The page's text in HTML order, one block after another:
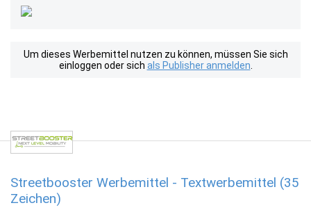
Um dieses Werbemittel nutzen zu können, müssen Sie sich
einloggen oder sich als Publisher anmelden
Streetbooster Werbemittel - Textwerbemittel (35
Zeichen)